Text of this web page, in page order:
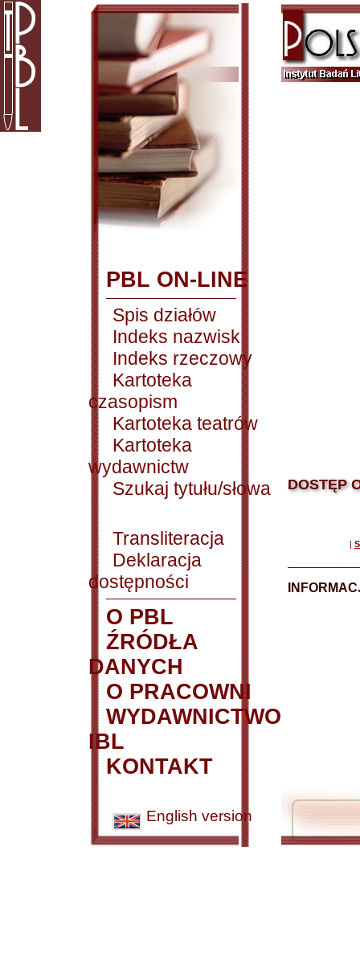
PBL ON-LINE
Spis działów
Indeks nazwisk
Indeks rzeczowy
Kartoteka
czasopism
Kartoteka teatrów
Kartoteka
wydawnictw
Szukaj tytułu/słowa
Transliteracja
Deklaracja
dostępności
O PBL
ŹRÓDŁA
DANYCH
O PRACOWNI
WYDAWNICTWO
IBL
KONTAKT
English version
DOSTĘP
|